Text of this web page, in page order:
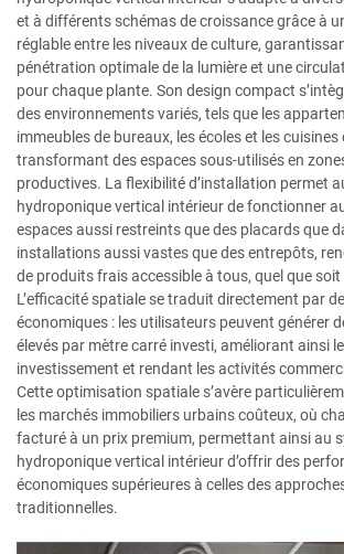
et à différents schémas de croissance grâce à
réglable entre les niveaux de culture,
pénétration optimale de la lumière et une
pour chaque plante. Son design compact
des environnements variés, tels que les
immeubles de bureaux, les écoles et les
transformant des espaces sous-utilisés en
productives. La flexibilité d’installation permet
hydroponique vertical intérieur de fonctionner
espaces aussi restreints que des placards que
installations aussi vastes que des entrepôts,
de produits frais accessible à tous, quel que soit
L’efficacité spatiale se traduit directement par
économiques : les utilisateurs peuvent générer
élevés par mètre carré investi, améliorant ainsi
investissement et rendant les activités
Cette optimisation spatiale s’avère
les marchés immobiliers urbains coûteux, où
facturé à un prix premium, permettant ainsi au
hydroponique vertical intérieur d’offrir des
économiques supérieures à celles des
traditionnelles.